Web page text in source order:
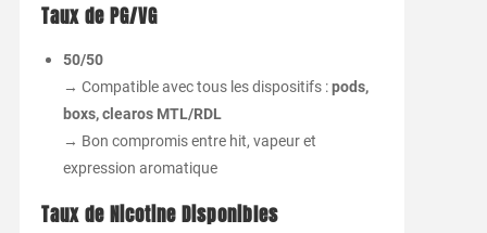
Taux de PG/VG
50/50
→ Compatible avec tous les dispositifs :pods,
boxs, clearos MTL/RDL
→ Bon compromis entre hit, vapeur et
expression aromatique
Taux de Nicotine Disponibles